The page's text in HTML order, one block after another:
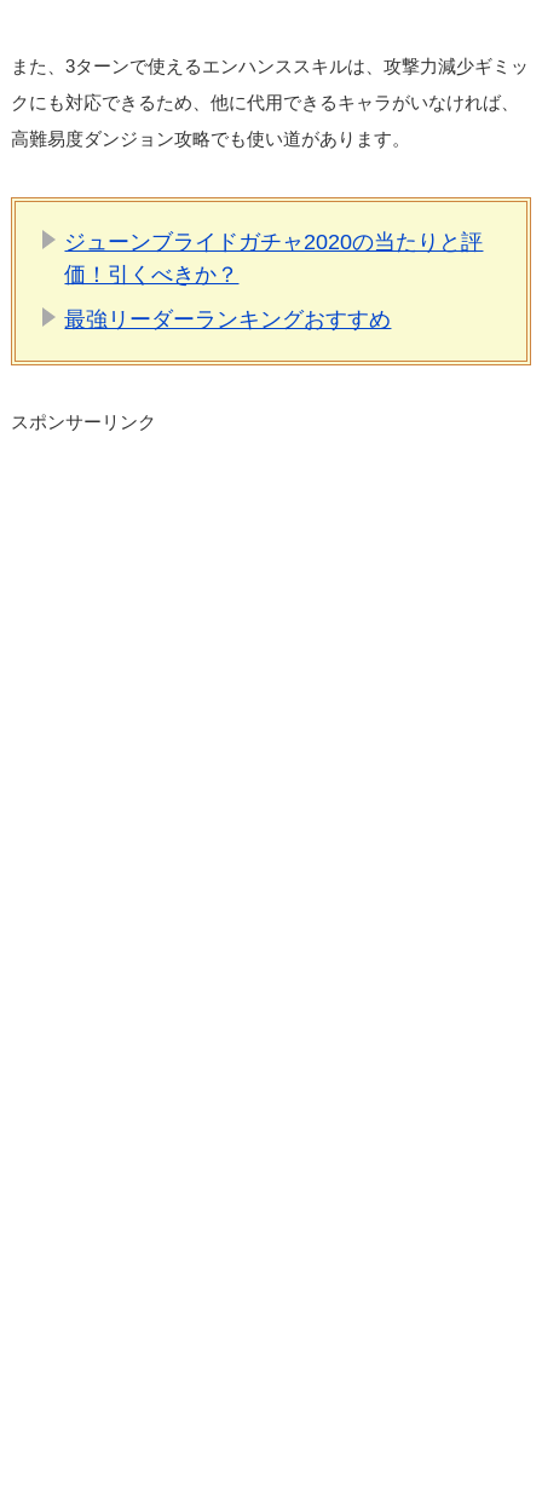
また、3ターンで使えるエンハンススキルは、攻撃力減少ギミッ
クにも対応できるため、他に代用できるキャラがいなければ、
高難易度ダンジョン攻略でも使い道があります。
ジューンブライドガチャ2020の当たりと評
価！引くべきか？
最強リーダーランキングおすすめ
スポンサーリンク